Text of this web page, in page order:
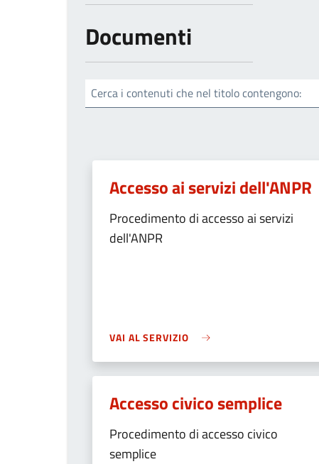
Documenti
Cerca i contenuti che nel titolo contengono:
Accesso ai servizi dell'ANPR
Procedimento di accesso ai servizi
dell'ANPR
VAI AL SERVIZIO
Accesso civico semplice
Procedimento di accesso civico
semplice